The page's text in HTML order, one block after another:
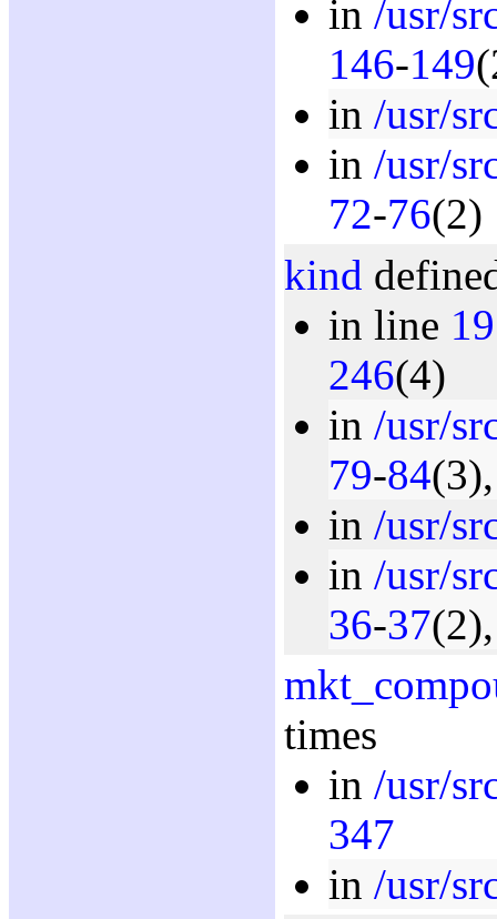
in /usr/
146-149
in /usr/
in /usr/
72-76(2)
kind
in line
246(4)
in /usr/
79-84
in /usr/
in /usr/
36-37
times
in /usr/
347
in /usr/